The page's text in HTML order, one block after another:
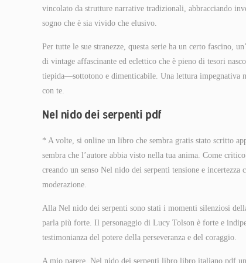
vincolato da strutture narrative tradizionali, abbracciando
sogno che è sia vivido che elusivo.
Per tutte le sue stranezze, questa serie ha un certo fascino,
di vintage affascinante ed eclettico che è pieno di tesori
tiepida—sottotono e dimenticabile. Una lettura impegnativa
con te.
Nel nido dei serpenti pdf
* A volte, si online un libro che sembra gratis stato scritto
sembra che l’autore abbia visto nella tua anima. Come
creando un senso Nel nido dei serpenti tensione e
moderazione.
Alla Nel nido dei serpenti sono stati i momenti silenziosi
parla più forte. Il personaggio di Lucy Tolson è forte e
testimonianza del potere della perseveranza e del coraggio.
A mio parere, Nel nido dei serpenti libro libro italiano pdf